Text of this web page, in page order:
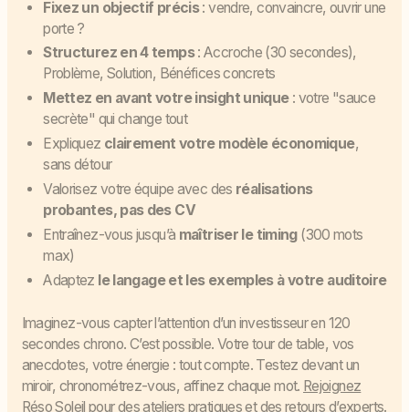
Fixez un objectif précis: vendre, convaincre, ouvrir une
porte ?
Structurez en 4 temps: Accroche (30 secondes),
Problème, Solution, Bénéfices concrets
Mettez en avant votre insight unique: votre "sauce
secrète" qui change tout
Expliquez clairement votre modèle économique,
sans détour
Valorisez votre équipe avec des réalisations
probantes, pas des CV
Entraînez-vous jusqu’à maîtriser le timing(300 mots
max)
Adaptez le langage et les exemples à votre auditoire
Imaginez-vous capter l’attention d’un investisseur en 120
secondes chrono. C’est possible. Votre tour de table, vos
anecdotes, votre énergie : tout compte. Testez devant un
miroir, chronométrez-vous, affinez chaque mot. Rejoignez
Réso Soleil pour des ateliers pratiques et des retours d’experts.